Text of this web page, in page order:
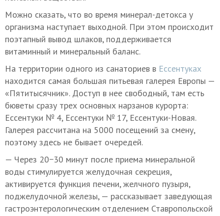
Можно сказать, что во время минерал-детокса у
организма наступает выходной. При этом происходит
поэтапный вывод шлаков, поддерживается
витаминный и минеральный баланс.
На территории одного из санаториев в Ессентуках
находится самая большая питьевая галерея Европы —
«Пятитысячник». Доступ в нее свободный, там есть
бюветы сразу трех основных нарзанов курорта:
Ессентуки № 4, Ессентуки № 17, Ессентуки-Новая.
Галерея рассчитана на 5000 посещений за смену,
поэтому здесь не бывает очередей.
— Через 20−30 минут после приема минеральной
воды стимулируется желудочная секреция,
активируется функция печени, желчного пузыря,
поджелудочной железы, — рассказывает заведующая
гастроэнтерологическим отделением Ставропольской